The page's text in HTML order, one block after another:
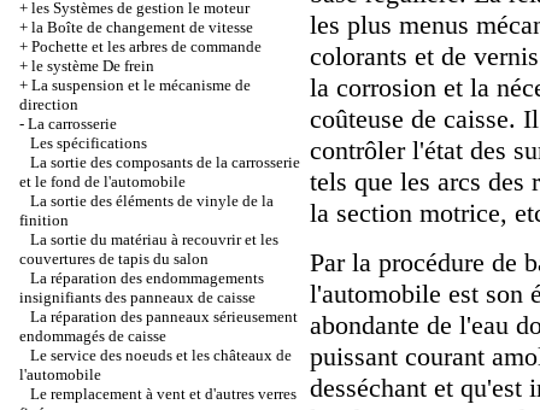
+ les Systèmes de gestion le moteur
+ la Boîte de changement de vitesse
+ Pochette et les arbres de commande
+ le système De frein
+ La suspension et le mécanisme de
direction
- La carrosserie
Les spécifications
La sortie des composants de la carrosserie
et le fond de l'automobile
La sortie des éléments de vinyle de la
finition
La sortie du matériau à recouvrir et les
couvertures de tapis du salon
La réparation des endommagements
insignifiants des panneaux de caisse
La réparation des panneaux sérieusement
endommagés de caisse
Le service des noeuds et les châteaux de
l'automobile
Le remplacement à vent et d'autres verres
les plus menus
colorants et de
la corrosion et la
coûteuse de caisse.
contrôler l'état des
tels que les arcs des
la section motrice,
Par la procédure de
l'automobile est son
abondante de l'eau
puissant courant
desséchant et qu'est